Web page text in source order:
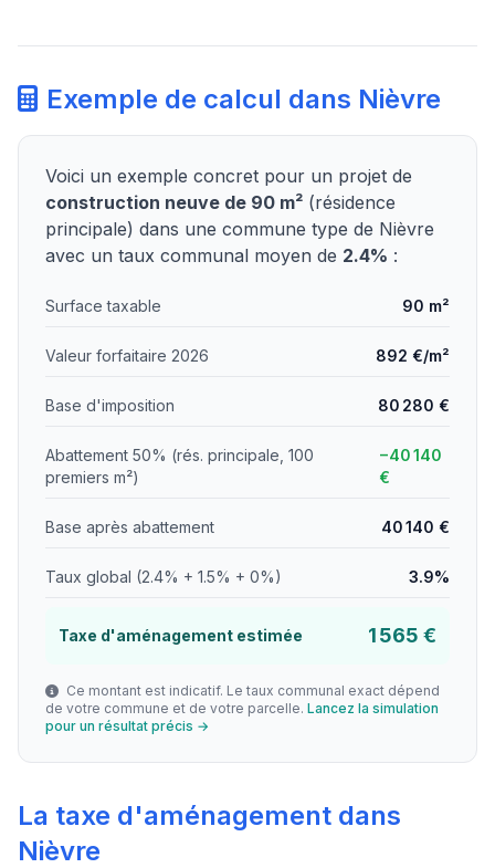
Exemple de calcul dans Nièvre
Voici un exemple concret pour un projet de
construction neuve de 90 m² (résidence
principale) dans une commune type de Nièvre
avec un taux communal moyen de 2.4% :
Surface taxable 90 m²
Valeur forfaitaire 2026 892 €/m²
Base d'imposition 80 280 €
Abattement 50% (rés. principale, 100
premiers m²)
−40 140
€
Base après abattement 40 140 €
Taux global (2.4% + 1.5% + 0%) 3.9%
Taxe d'aménagement estimée 1 565 €
Ce montant est indicatif. Le taux communal exact dépend
de votre commune et de votre parcelle. Lancez la simulation
pour un résultat précis →
La taxe d'aménagement dans
Nièvre